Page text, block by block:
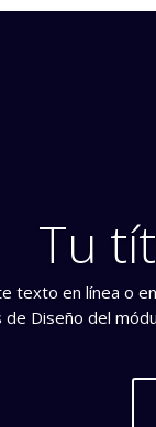
Tu
texto en línea o
Diseño del